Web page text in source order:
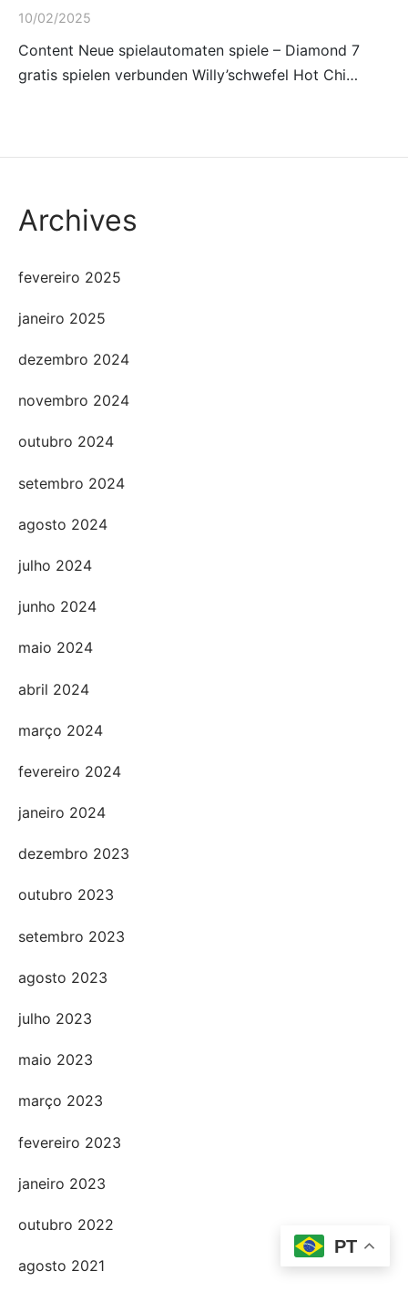
10/02/2025
Content Neue spielautomaten spiele – Diamond 7
gratis spielen verbunden Willy’schwefel Hot Chi…
Archives
fevereiro 2025
janeiro 2025
dezembro 2024
novembro 2024
outubro 2024
setembro 2024
agosto 2024
julho 2024
junho 2024
maio 2024
abril 2024
março 2024
fevereiro 2024
janeiro 2024
dezembro 2023
outubro 2023
setembro 2023
agosto 2023
julho 2023
maio 2023
março 2023
fevereiro 2023
janeiro 2023
outubro 2022
agosto 2021
PT